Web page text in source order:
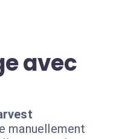
avec
manuellement